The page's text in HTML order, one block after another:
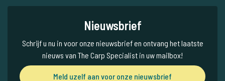
Nieuwsbrief
Schrijf u nu in voor onze nieuwsbrief en ontvang het laatste
nieuws van The Carp Specialist in uw mailbox!
Meld uzelf aan voor onze nieuwsbrief